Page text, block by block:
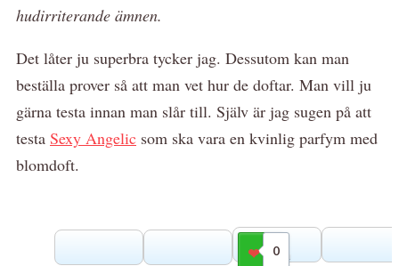
hudirriterande ämnen.
Det låter ju superbra tycker jag. Dessutom kan man
beställa prover så att man vet hur de doftar. Man vill ju
gärna testa innan man slår till. Själv är jag sugen på att
testa Sexy Angelic som ska vara en kvinlig parfym med
blomdoft.
0
Gilla